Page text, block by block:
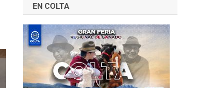
EN COLTA